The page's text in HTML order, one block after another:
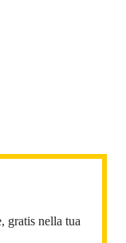
gratis nella tua